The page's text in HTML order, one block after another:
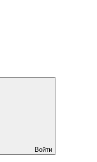
Войти